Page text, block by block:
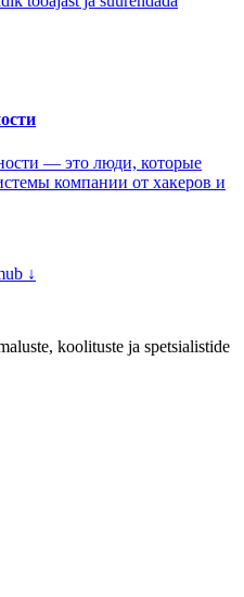
— это люди, которые
компании от хакеров и
↓
koolituste ja spetsialistide